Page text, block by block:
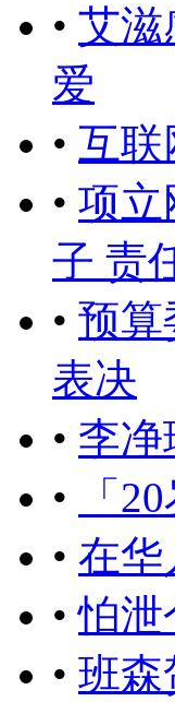
• 艾滋
爱
• 互联
• 项立
子 责
• 预
表决
• 李净
•
「
• 在华
•怕泄
• 班森